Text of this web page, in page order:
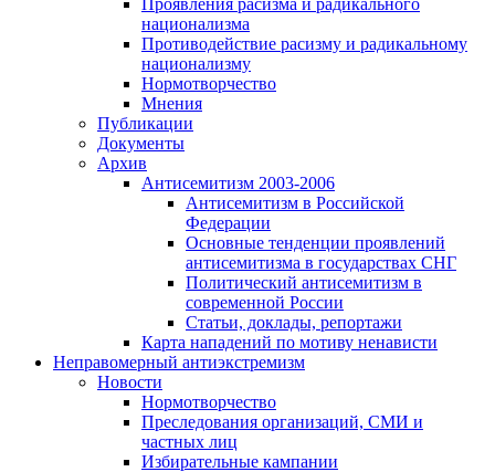
Проявления расизма и радикального
национализма
Противодействие расизму и радикальному
национализму
Нормотворчество
Мнения
Публикации
Документы
Архив
Антисемитизм 2003-2006
Антисемитизм в Российской
Федерации
Основные тенденции проявлений
антисемитизма в государствах СНГ
Политический антисемитизм в
современной России
Статьи, доклады, репортажи
Карта нападений по мотиву ненависти
Неправомерный антиэкстремизм
Новости
Нормотворчество
Преследования организаций, СМИ и
частных лиц
Избирательные кампании